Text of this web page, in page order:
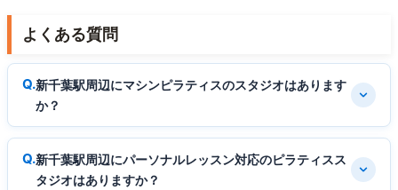
よくある質問
新千葉駅周辺にマシンピラティスのスタジオはあります
か？
新千葉駅周辺にパーソナルレッスン対応のピラティスス
タジオはありますか？